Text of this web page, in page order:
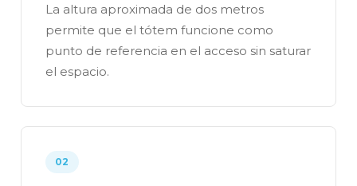
La altura aproximada de dos metros
permite que el tótem funcione como
punto de referencia en el acceso sin saturar
el espacio.
02